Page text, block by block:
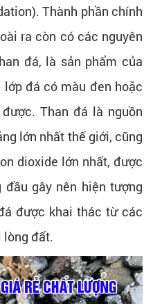
Thành phần chính
ra còn có các nguyên
đá, là sản phẩm của
đá có màu đen hoặc
Than đá là nguồn
lớn nhất thế giới, cũng
dioxide lớn nhất, được
đầu gây nên hiện tượng
được khai thác từ các
lòng đất.